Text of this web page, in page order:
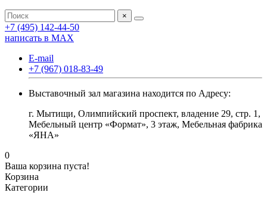
×
+7 (495) 142-44-50
написать в МАХ
E-mail
+7 (967) 018-83-49
Выставочный зал магазина находится по Адресу:
г. Мытищи, Олимпийский проспект, владение 29, стр. 1,
Мебельный центр «Формат», 3 этаж, Мебельная фабрика
«ЯНА»
0
Ваша корзина пуста!
Корзина
Категории